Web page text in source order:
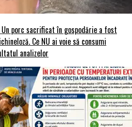
porc sacrificat în gospodărie a fost
Ce NU ai voie să consumi
analizelor